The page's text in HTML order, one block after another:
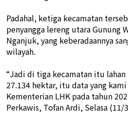
Padahal, ketiga kecamatan
penyangga lereng utara Gunung
Nganjuk, yang keberadaannya
wilayah.
“Jadi di tiga kecamatan itu
27.134 hektar, itu data yang
Kementerian LHK pada tahun
Perkawis, Tofan Ardi, Selasa (11/